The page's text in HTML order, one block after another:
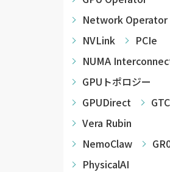
Network Operator
NVLink
PCIe
NUMA
GPUトポロジー
GPUDirect
GTC
Vera Rubin
NemoClaw
PhysicalAI